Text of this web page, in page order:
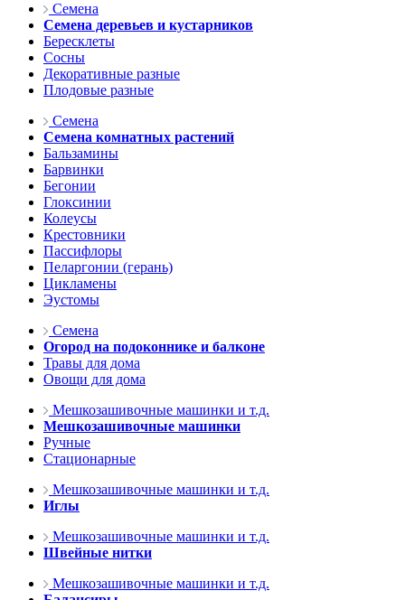
Семена
Семена деревьев и кустарников
Бересклеты
Сосны
Декоративные разные
Плодовые разные
Семена
Семена комнатных растений
Бальзамины
Барвинки
Бегонии
Глоксинии
Колеусы
Крестовники
Пассифлоры
Пеларгонии (герань)
Цикламены
Эустомы
Семена
Огород на подоконнике и балконе
Травы для дома
Овощи для дома
Мешкозашивочные машинки и т.д.
Мешкозашивочные машинки
Ручные
Стационарные
Мешкозашивочные машинки и т.д.
Иглы
Мешкозашивочные машинки и т.д.
Швейные нитки
Мешкозашивочные машинки и т.д.